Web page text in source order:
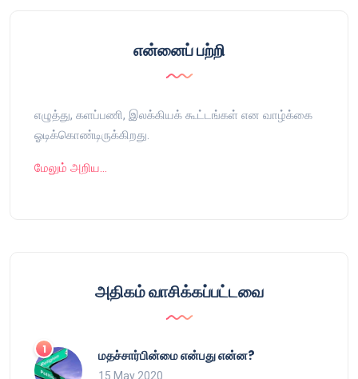
என்னைப் பற்றி
எழுத்து, களப்பணி, இலக்கியக் கூட்டங்கள் என வாழ்க்கை
ஓடிக்கொண்டிருக்கிறது.
மேலும் அறிய…
அதிகம் வாசிக்கப்பட்டவை
மதச்சார்பின்மை என்பது என்ன?
15 May 2020